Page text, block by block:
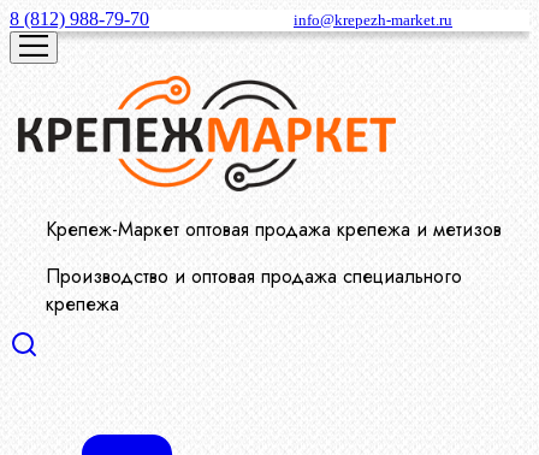
8 (812) 988-79-70 info@krepezh-market.ru
Крепеж-Маркет оптовая продажа крепежа и метизов
Производство и оптовая продажа специального
крепежа